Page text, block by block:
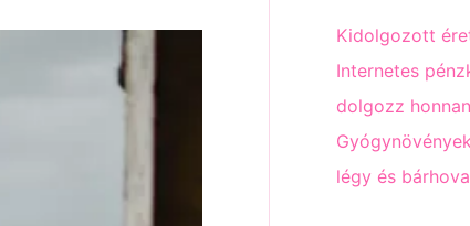
Kidolgozott
Internetes
dolgozz
légy és